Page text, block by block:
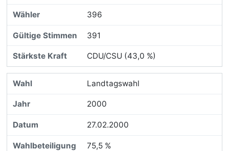
396
391
CDU/CSU (43,0 %)
Landtagswahl
2000
27.02.2000
75,5 %